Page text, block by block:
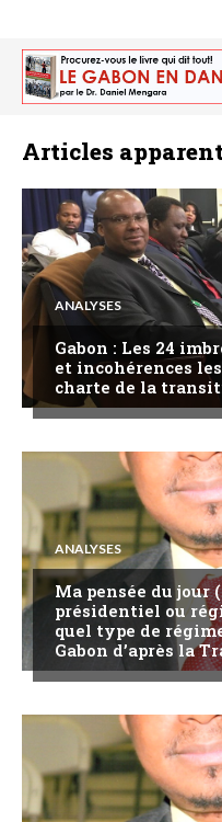
Articles
ANALYSES
Gabon : Les 24
et incohérences
charte de la
ANALYSES
Ma pensée du jour
présidentiel ou
quel type de
Gabon d’après la